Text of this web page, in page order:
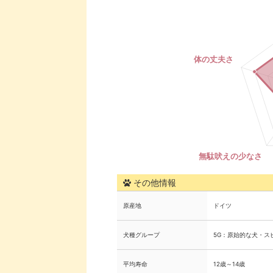
その他情報
原産地 ドイツ
犬種グループ 5G：原始的な犬・ス
平均寿命 12歳～14歳